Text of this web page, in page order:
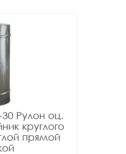
Рулон оц.
круглого
прямой